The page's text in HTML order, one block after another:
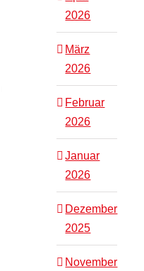
2026
März
2026
Februar
2026
Januar
2026
Dezember
2025
November